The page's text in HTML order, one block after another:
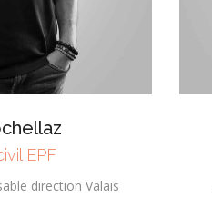
EPF
direction Valais